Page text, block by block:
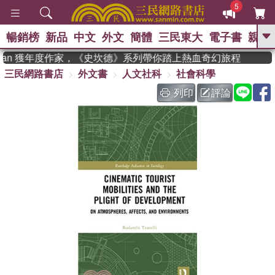
5
GO
熱搜： 東野圭吾 、 The Odyssey
、 如果歷史是一群喵 、 暑期
國際布克獎 臺灣漫遊錄 、 方
念華
、 台灣的李登輝時代
孩：黎曼猜想
、 偉大的迷走神經
暢銷榜 新品 中文 外文 簡體 三民東大 電子書 親子
獲年度作家，《史坎德》系列帶你踏上熱血奇幻旅程
三民網路書店
外文書 人文社科
社會科學
列印
評論